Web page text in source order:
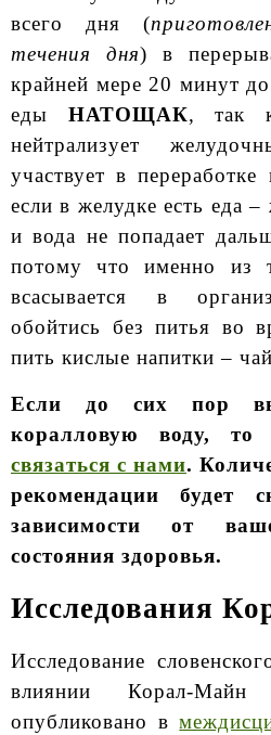
всего дня (
течения дня) в
крайней мере 20 минут
еды НАТОЩАК, так
нейтрализует
участвует в
если в желудке есть еда –
и вода не попадает
потому что именно из
всасывается в
обойтись без питья во
пить кислые напитки –
Если до сих пор
коралловую воду, то
связаться с нами.
рекомендации будет
зависимости от
состояния здоровья.
Исследования
Исследование
влиянии Корал-
опубликовано в